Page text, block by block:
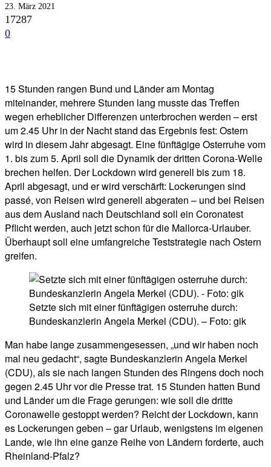
23. März 2021
17287
0
15 Stunden rangen Bund und Länder am Montag
miteinander, mehrere Stunden lang musste das Treffen
wegen erheblicher Differenzen unterbrochen werden – erst
um 2.45 Uhr in der Nacht stand das Ergebnis fest: Ostern
wird in diesem Jahr abgesagt. Eine fünftägige Osterruhe vom
1. bis zum 5. April soll die Dynamik der dritten Corona-Welle
brechen helfen. Der Lockdown wird generell bis zum 18.
April abgesagt, und er wird verschärft: Lockerungen sind
passé, von Reisen wird generell abgeraten – und bei Reisen
aus dem Ausland nach Deutschland soll ein Coronatest
Pflicht werden, auch jetzt schon für die Mallorca-Urlauber.
Überhaupt soll eine umfangreiche Teststrategie nach Ostern
greifen.
Setzte sich mit einer fünftägigen osterruhe durch:
Bundeskanzlerin Angela Merkel (CDU). – Foto: gik
Man habe lange zusammengesessen, „und wir haben noch
mal neu gedacht“, sagte Bundeskanzlerin Angela Merkel
(CDU), als sie nach langen Stunden des Ringens doch noch
gegen 2.45 Uhr vor die Presse trat. 15 Stunden hatten Bund
und Länder um die Frage gerungen: wie soll die dritte
Coronawelle gestoppt werden? Reicht der Lockdown, kann
es Lockerungen geben – gar Urlaub, wenigstens im eigenen
Lande, wie ihn eine ganze Reihe von Ländern forderte, auch
Rheinland-Pfalz?